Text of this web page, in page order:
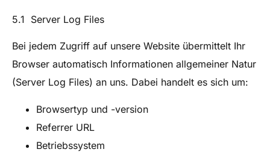
5.1 Server Log Files
Bei jedem Zugriff auf unsere Website übermittelt Ihr
Browser automatisch Informationen allgemeiner Natur
(Server Log Files) an uns. Dabei handelt es sich um:
Browsertyp und -version
Referrer URL
Betriebssystem